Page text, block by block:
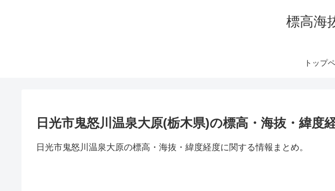
標高海
トップ
日光市鬼怒川温泉大原(栃木県)の標高・海抜・緯度
日光市鬼怒川温泉大原の標高・海抜・緯度経度に関する情報まとめ。